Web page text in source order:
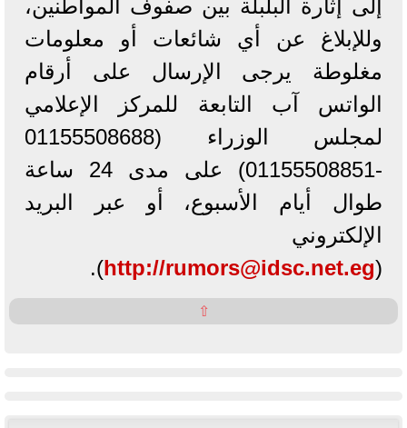
إلى إثارة البلبلة بين صفوف المواطنين،
وللإبلاغ عن أي شائعات أو معلومات
مغلوطة يرجى الإرسال على أرقام
الواتس آب التابعة للمركز الإعلامي
لمجلس الوزراء (01155508688
-01155508851) على مدى 24 ساعة
طوال أيام الأسبوع، أو عبر البريد
الإلكتروني
(
http://rumors@idsc.net.eg
).
⇧